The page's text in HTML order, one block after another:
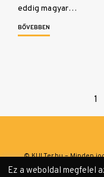
eddig magyar…
BŐVEBBEN
1
© KULTer.hu – Minden
Ez a weboldal megfelel